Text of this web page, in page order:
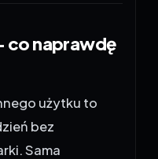
co naprawdę
użytku to
bez
Sama